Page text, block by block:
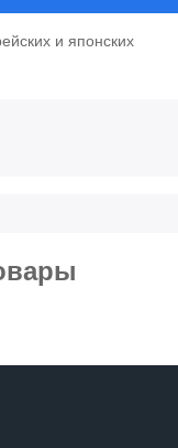
и японских